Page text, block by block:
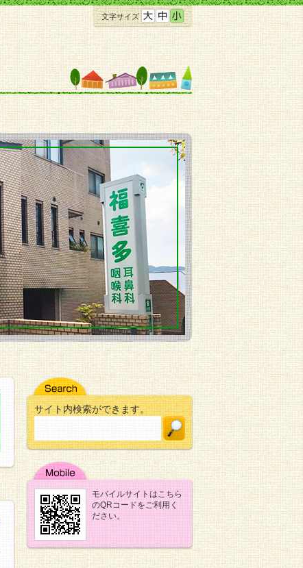
サイト内検索ができます。
モバイルサイトはこちら
のQRコードをご利用く
ださい。
文字サイズ